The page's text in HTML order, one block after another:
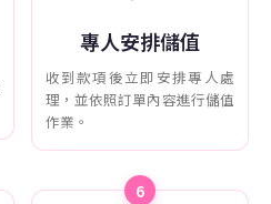
專人安排儲值
收到款項後立即安排專人處
理，並依照訂單內容進行儲值
作業。
6